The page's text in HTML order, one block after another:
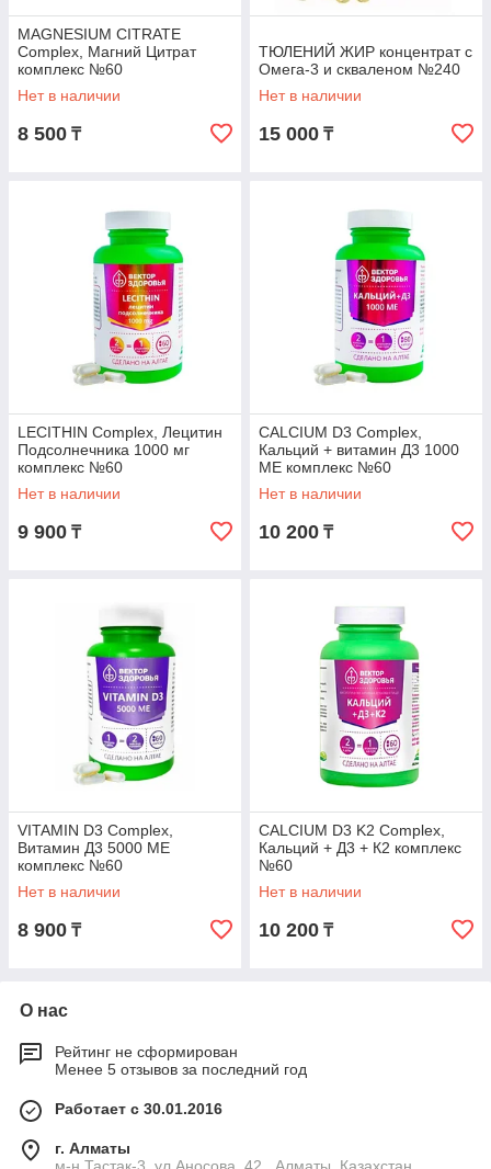
MAGNESIUM CITRATE
Сomplex, Магний Цитрат
комплекс №60
Нет в наличии
8 500 ₸
ТЮЛЕНИЙ ЖИР концентрат с
Омега-3 и скваленом №240
Нет в наличии
15 000 ₸
LECITHIN Complex, Лецитин
Подсолнечника 1000 мг
комплекс №60
Нет в наличии
9 900 ₸
CALCIUM D3 Complex,
Кальций + витамин Д3 1000
МЕ комплекс №60
Нет в наличии
10 200 ₸
VITAMIN D3 Complex,
Витамин Д3 5000 МЕ
комплекс №60
Нет в наличии
8 900 ₸
СALCIUM D3 K2 Complex,
Кальций + Д3 + К2 комплекс
№60
Нет в наличии
10 200 ₸
О нас
Рейтинг не сформирован
Менее 5 отзывов за последний год
Работает с 30.01.2016
г. Алматы